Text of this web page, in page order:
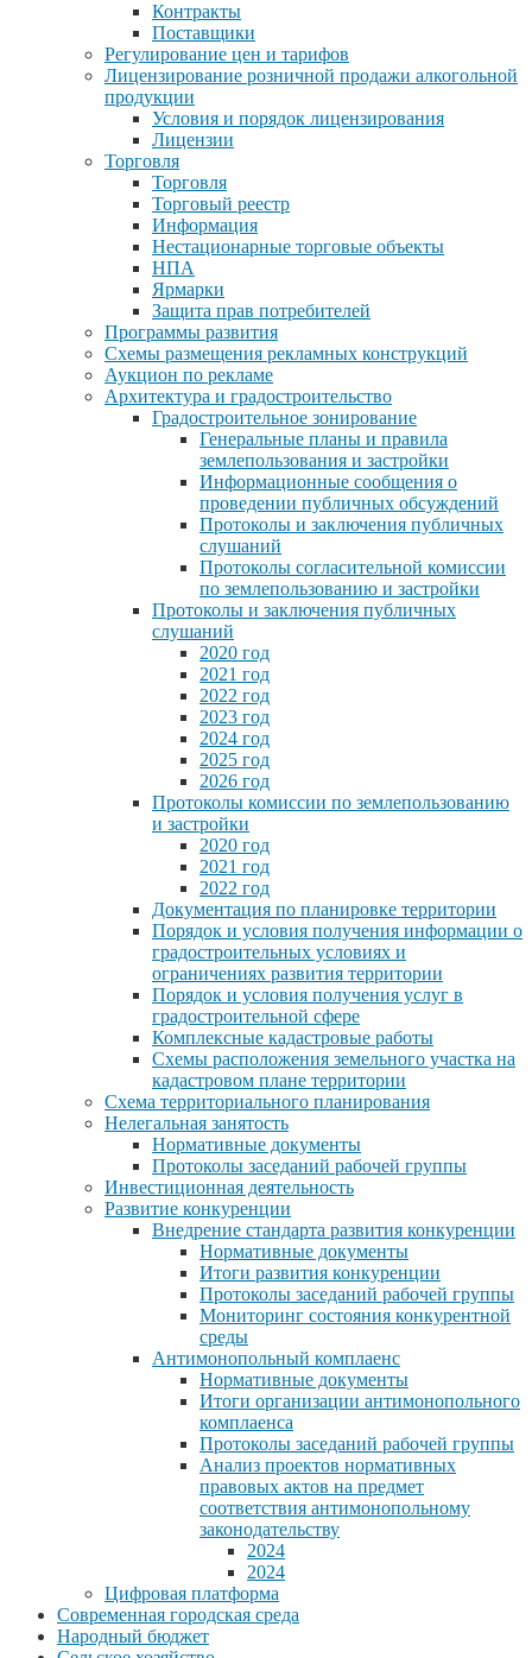
Контракты
Поставщики
Регулирование цен и тарифов
Лицензирование розничной продажи алкогольной
продукции
Условия и порядок лицензирования
Лицензии
Торговля
Торговля
Торговый реестр
Информация
Нестационарные торговые объекты
НПА
Ярмарки
Защита прав потребителей
Программы развития
Схемы размещения рекламных конструкций
Аукцион по рекламе
Архитектура и градостроительство
Градостроительное зонирование
Генеральные планы и правила
землепользования и застройки
Информационные сообщения о
проведении публичных обсуждений
Протоколы и заключения публичных
слушаний
Протоколы согласительной комиссии
по землепользованию и застройки
Протоколы и заключения публичных
слушаний
2020 год
2021 год
2022 год
2023 год
2024 год
2025 год
2026 год
Протоколы комиссии по землепользованию
и застройки
2020 год
2021 год
2022 год
Документация по планировке территории
Порядок и условия получения информации о
градостроительных условиях и
ограничениях развития территории
Порядок и условия получения услуг в
градостроительной сфере
Комплексные кадастровые работы
Схемы расположения земельного участка на
кадастровом плане территории
Схема территориального планирования
Нелегальная занятость
Нормативные документы
Протоколы заседаний рабочей группы
Инвестиционная деятельность
Развитие конкуренции
Внедрение стандарта развития конкуренции
Нормативные документы
Итоги развития конкуренции
Протоколы заседаний рабочей группы
Мониторинг состояния конкурентной
среды
Антимонопольный комплаенс
Нормативные документы
Итоги организации антимонопольного
комплаенса
Протоколы заседаний рабочей группы
Анализ проектов нормативных
правовых актов на предмет
соответствия антимонопольному
законодательству
2024
2024
Цифровая платформа
Современная городская среда
Народный бюджет